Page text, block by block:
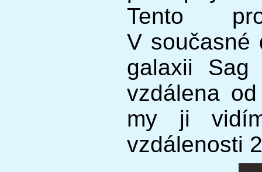
Tento
V současné
galaxii
vzdálena
my ji
vzdálenosti